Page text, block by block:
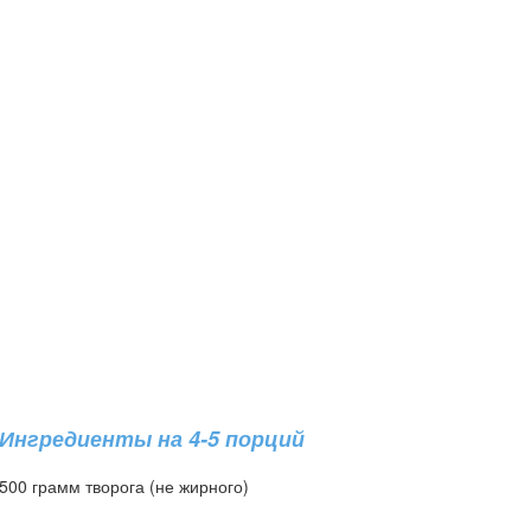
Ингредиенты на 4-5 порций
500 грамм творога (не жирного)